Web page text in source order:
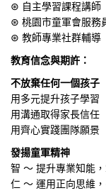
⊛ 自主學習課程講師
⊛ 桃園市童軍會服務
⊛ 教師專業社群輔導
教育信念與期許：
不放棄任何一個孩子
用多元提升孩子學
用溝通取得家長信
用齊心實踐團隊願景
發揚童軍精神
智 ～ 提升專業知能
仁 ～ 運用正向思維